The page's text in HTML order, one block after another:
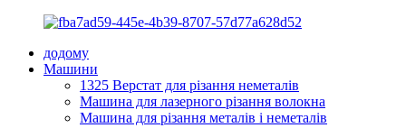
додому
Машини
1325 Верстат для різання неметалів
Машина для лазерного різання волокна
Машина для різання металів і неметалів